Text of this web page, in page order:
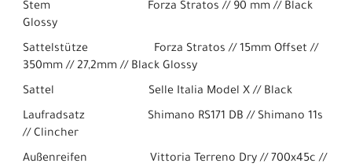
Stem Forza Stratos // 90 mm // Black
Glossy
Sattelstütze Forza Stratos // 15mm Offset //
350mm // 27,2mm // Black Glossy
Sattel Selle Italia Model X // Black
Laufradsatz Shimano RS171 DB // Shimano 11s
// Clincher
Außenreifen Vittoria Terreno Dry // 700x45c //